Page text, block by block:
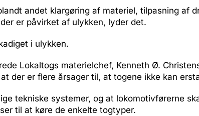
andet klargøring af materiel, tilpasning af
er påvirket af ulykken, lyder det.
i ulykken.
Lokaltogs materielchef, Kenneth Ø.
der er flere årsager til, at togene ikke kan
tekniske systemer, og at lokomotivførerne
til at køre de enkelte togtyper.